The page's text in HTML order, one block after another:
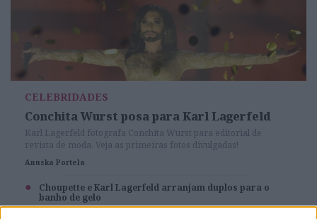
CELEBRIDADES
Conchita Wurst posa para Karl Lagerfeld
Karl Lagerfeld fotografa Conchita Wurst para editorial de
revista de moda. Veja as primeiras fotos divulgadas!
Anuska Portela
Choupette e Karl Lagerfeld arranjam duplos para o
banho de gelo